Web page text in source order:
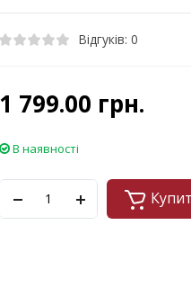
Відгуків: 0
1 799.00 грн.
В наявності